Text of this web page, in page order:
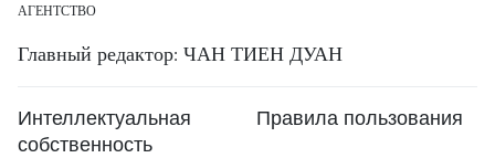
АГЕНТСТВО
Главный редактор: ЧАН ТИЕН ДУАН
Интеллектуальная
собственность
Правила пользования